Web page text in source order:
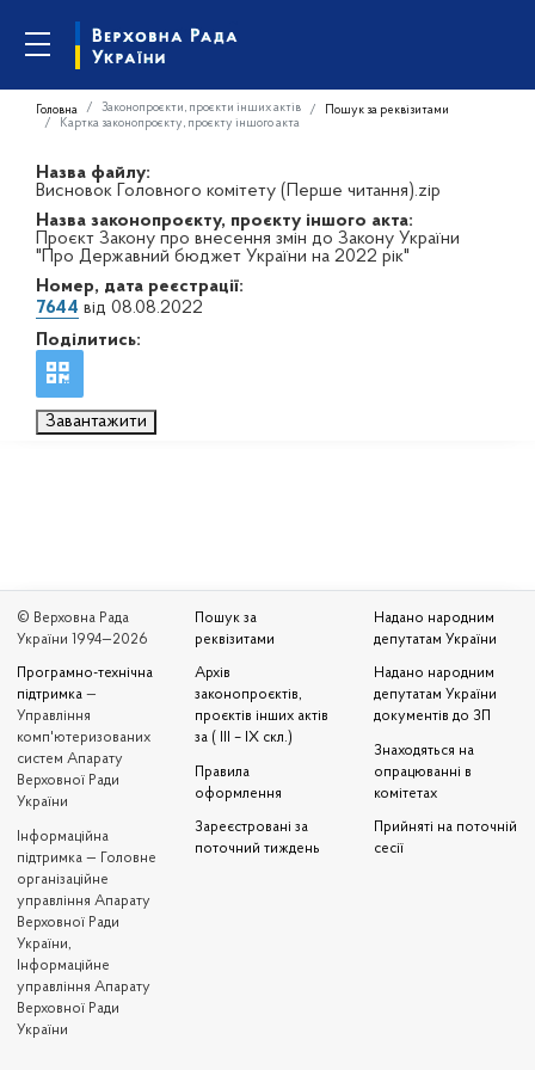
Головна Законопроєкти, проєкти інших актів
Пошук за реквізитами
Картка законопроєкту, проєкту іншого акта
Назва файлу:
Висновок Головного комітету (Перше читання).zip
Назва законопроєкту, проєкту іншого акта:
Проєкт Закону про внесення змін до Закону України
"Про Державний бюджет України на 2022 рік"
Номер, дата реєстрації:
7644 від 08.08.2022
Поділитись:
Завантажити
© Верховна Рада
України 1994—2026
Програмно-технічна
підтримка —
Управління
комп'ютеризованих
систем Апарату
Верховної Ради
України
Iнформаційна
підтримка — Головне
організаційне
управління Апарату
Верховної Ради
України,
Інформаційне
управління Апарату
Верховної Ради
України
Пошук за
реквізитами
Архів
законопроєктів,
проєктів інших актів
за ( III – IX скл.)
Правила
оформлення
Зареєстровані за
поточний тиждень
Надано народним
депутатам України
Надано народним
депутатам України
документів до ЗП
Знаходяться на
опрацюванні в
комітетах
Прийняті на поточній
сесії